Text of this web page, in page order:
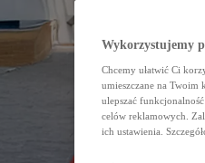
Wykorzystujemy
Chcemy ułatwić Ci
umieszczane na Twoim
ulepszać
celów reklamowych.
ich ustawienia.